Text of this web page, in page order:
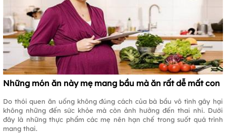
Những món ăn này mẹ mang bầu mà ăn rất dễ mất con
Do thói quen ăn uống không đúng cách của bà bầu vô tình gây hại
không những đến sức khỏe mà còn ảnh hưởng đến thai nhi. Dưới
đây là những thực phẩm các mẹ nên hạn chế trong suốt quá trình
mang thai.